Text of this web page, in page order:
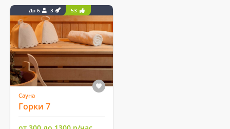
До 6 3 53
Сауна
Горки 7